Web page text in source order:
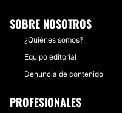
SOBRE NOSOTROS
¿Quiénes somos?
Equipo editorial
Denuncia de contenido
PROFESIONALES